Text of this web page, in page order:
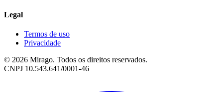
Legal
Termos de uso
Privacidade
© 2026 Mirago. Todos os direitos reservados.
CNPJ 10.543.641/0001-46